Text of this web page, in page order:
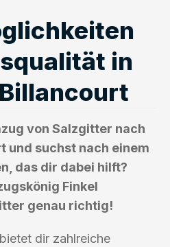
in
von Salzgitter nach
und suchst nach einem
das dir dabei hilft?
Finkel
genau richtig!
dir zahlreiche